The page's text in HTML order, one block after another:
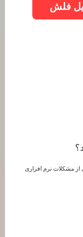
فلش
از مشکلات نرم افزاری